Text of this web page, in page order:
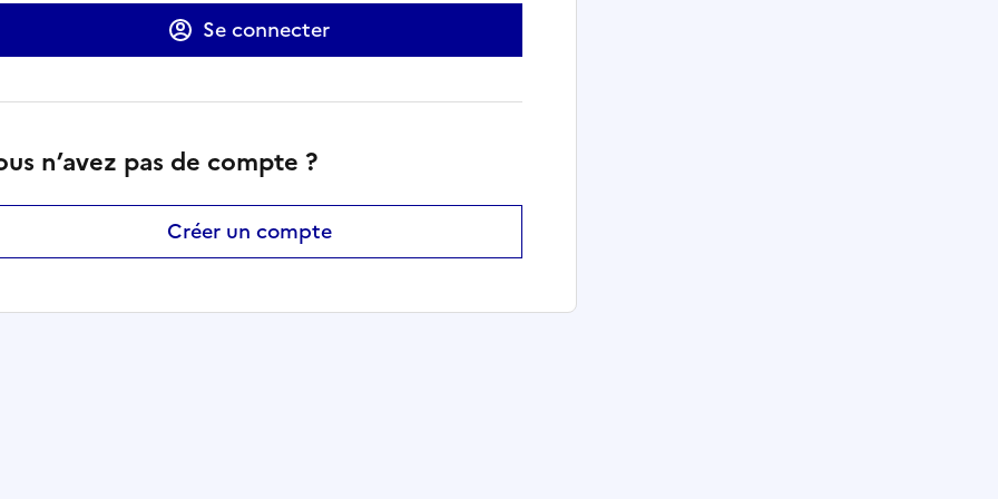
Se connecter
n’avez pas de compte ?
Créer un compte